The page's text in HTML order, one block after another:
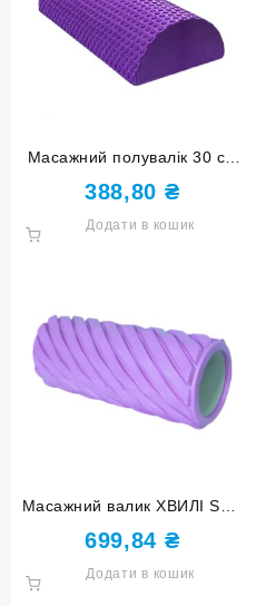
Масажний полувалік 30 см
фіолетовий D-Ф
388,80 ₴
Додати в кошик
Масажний валик ХВИЛІ SNS
33 см світло-фіолетовий
XW7-33-purple-
699,84 ₴
Додати в кошик